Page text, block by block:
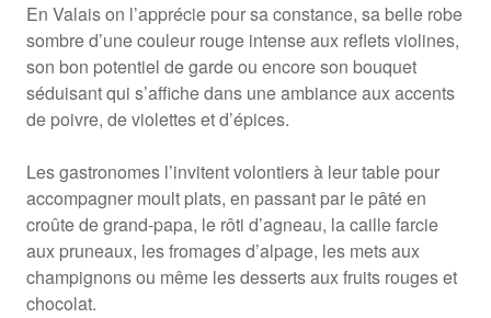
En Valais on l’apprécie pour sa constance, sa belle robe
sombre d’une couleur rouge intense aux reflets violines,
son bon potentiel de garde ou encore son bouquet
séduisant qui s’affiche dans une ambiance aux accents
de poivre, de violettes et d’épices.
Les gastronomes l’invitent volontiers à leur table pour
accompagner moult plats, en passant par le pâté en
croûte de grand-papa, le rôti d’agneau, la caille farcie
aux pruneaux, les fromages d’alpage, les mets aux
champignons ou même les desserts aux fruits rouges et
chocolat.